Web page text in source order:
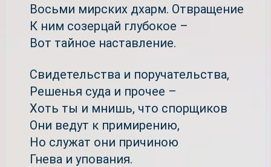
Восьми мирских дхарм. Отвращение
К ним созерцай глубокое –
Вот тайное наставление.
Свидетельства и поручательства,
Решенья суда и прочее –
Хоть ты и мнишь, что спорщиков
Они ведут к примирению,
Но служат они причиною
Гнева и упования.